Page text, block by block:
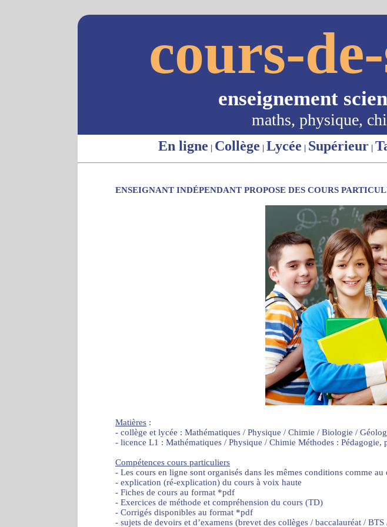
cours-
enseignement
maths, physique,
En ligne | Collège | Lycée | Supérieur |
ENSEIGNANT INDÉPENDANT PROPOSE DES COURS
Matières :
- collège et lycée : Mathématiques / Physique / Chimie / Biologie /
- licence L1 : Mathématiques / Physique / Chimie Méthodes :
Compétences cours particuliers
- Les cours en ligne sont organisés dans les mêmes conditions comme
- explication (ré-explication) du cours à voix haute
- Fiches de cours au format *pdf
- Exercices de méthode et compréhension du cours (TD)
- Corrigés disponibles au format *pdf
- sujets de devoirs et d’examens (brevet des collèges / baccalauréat /